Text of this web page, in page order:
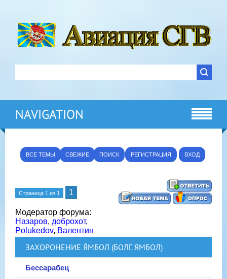
NAVIGATION
ВСЕ ТЕМЫ СВЕЖИЕ ПОИСК РЕГИСТРАЦИЯ ВХОД
Страница 1 из 1 1
Модератор форума:
Назаров, доброхот,
Polukedov, Валентин
ЗАХОРОНЕНИЕ Я́МБОЛ (БОЛГ. ЯМБОЛ)
Бессарабец